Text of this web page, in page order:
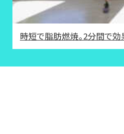
時短で脂肪燃焼。2分間で